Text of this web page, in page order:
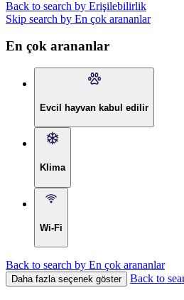
Back to search by Erişilebilirlik
Skip search by En çok arananlar
En çok arananlar
Evcil hayvan kabul edilir
Klima
Wi-Fi
Back to search by En çok arananlar
Daha fazla seçenek göster Back to